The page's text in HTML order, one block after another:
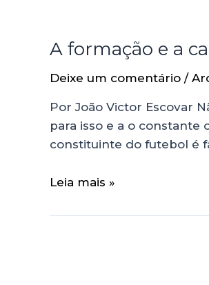
A formação e a
Deixe um comentário /
Por João Victor Escovar
para isso e a o constante
constituinte do futebol é
Leia mais »